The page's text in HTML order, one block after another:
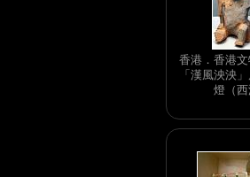
香港．香港文
「漢風泱泱
燈（西